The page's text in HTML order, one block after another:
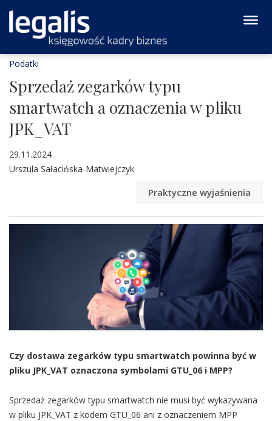
Podatki
Sprzedaż zegarków typu
smartwatch a oznaczenia w pliku
JPK_VAT
29.11.2024
Urszula Sałacińska-Matwiejczyk
Praktyczne wyjaśnienia
Czy dostawa zegarków typu smartwatch powinna być w
pliku JPK_VAT oznaczona symbolami GTU_06 i MPP?
Sprzedaż zegarków typu smartwatch nie musi być wykazywana
w pliku JPK_VAT z kodem GTU_06 ani z oznaczeniem MPP